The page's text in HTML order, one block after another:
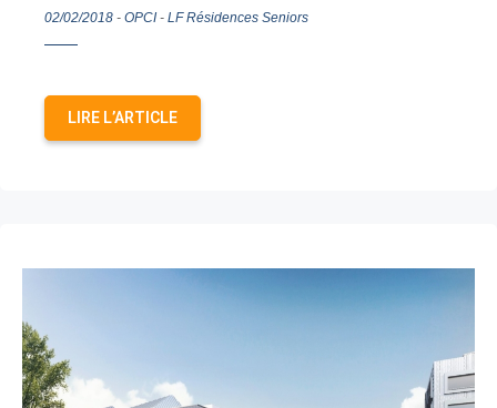
02/02/2018 - OPCI- LF Résidences Seniors
LIRE L’ARTICLE